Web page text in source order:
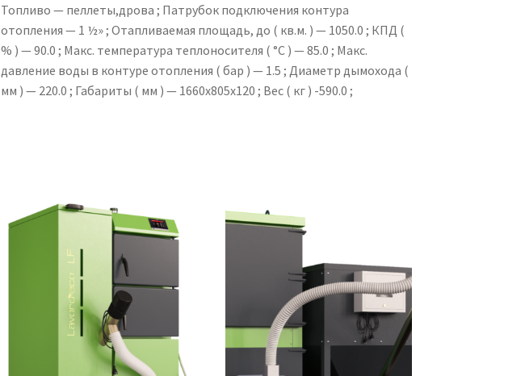
Топливо — пеллеты,дрова ; Патрубок подключения контура
отопления — 1 ½» ; Отапливаемая площадь, до ( кв.м. ) — 1050.0 ; КПД (
% ) — 90.0 ; Макс. температура теплоносителя ( °С ) — 85.0 ; Макс.
давление воды в контуре отопления ( бар ) — 1.5 ; Диаметр дымохода (
мм ) — 220.0 ; Габариты ( мм ) — 1660x805x120 ; Вес ( кг ) -590.0 ;